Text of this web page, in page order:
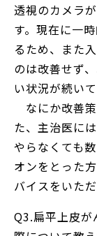
透視のカメラ
す。現在に一
るため、また
のは改善せず
い状況が続いて
なにか改善
た、主治医に
やらなくても
オンをとった
バイスをいた
Q3.扁平上皮が